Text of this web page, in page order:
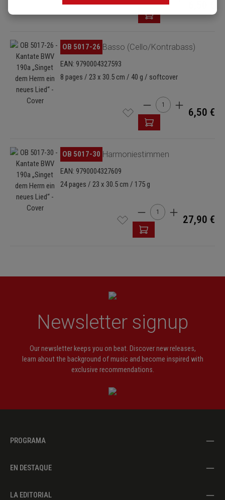
Omitir galería de imágenes
OB 5017-26 Basso (Cello/Kontrabass)
EAN: 9790004327593
8 pages / 23 x 30.5 cm / 40 g / softcover
Cantidad del
6,50 €
Omitir galería de imágenes
OB 5017-30 Harmoniestimmen
EAN: 9790004327609
24 pages / 23 x 30.5 cm / 175 g
Cantidad del producto:
27,90 €
Newsletter signup
Our newsletter keeps you on beat. Discover new releases,
learn about the background of music and become inspired with
exclusive recommendations.
PROGRAMA
EN DESTAQUE
LA EDITORIAL